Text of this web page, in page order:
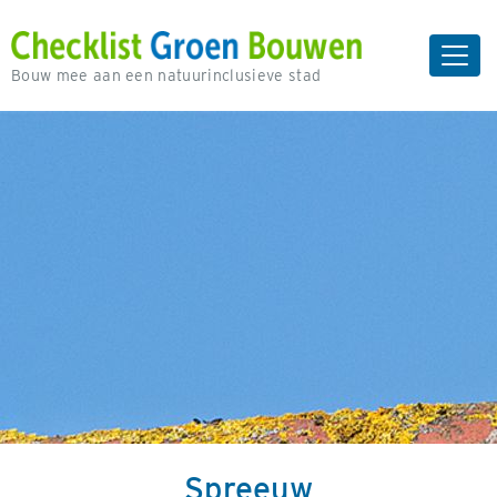
Bouw mee aan een natuurinclusieve stad
Spreeuw